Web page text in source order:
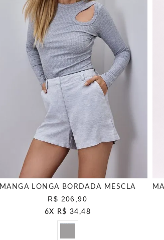
MANGA LONGA BORDADA MESCLA
R$ 206,90
6X R$ 34,48